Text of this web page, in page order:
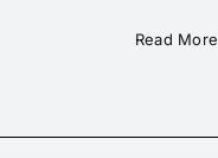
Read More